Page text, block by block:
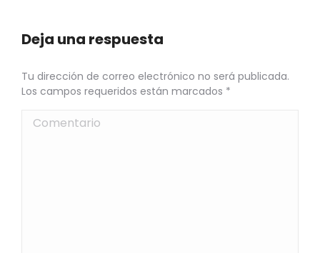
Deja una respuesta
Tu dirección de correo electrónico no será publicada.
Los campos requeridos están marcados *
Comentario